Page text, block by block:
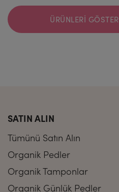
ÜRÜNLERI GÖSTER
SATIN ALIN
Tümünü Satın Alın
Organik Pedler
Organik Tamponlar
Organik Günlük Pedler